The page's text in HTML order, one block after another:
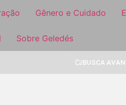
Gênero e Cuidado
Sobre Geledés
BUSCA